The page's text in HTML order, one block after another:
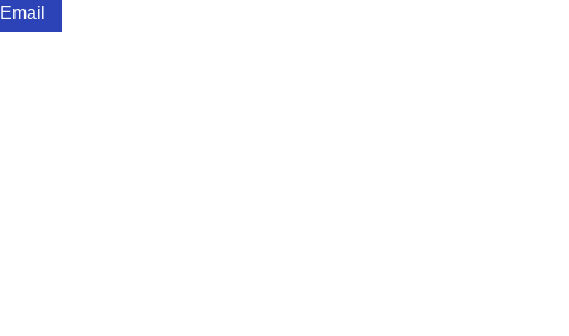
Email